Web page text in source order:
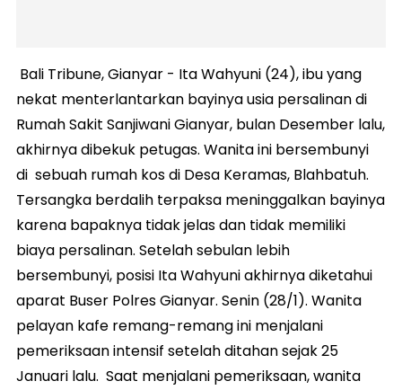
Bali Tribune, Gianyar - Ita Wahyuni (24), ibu yang
nekat menterlantarkan bayinya usia persalinan di
Rumah Sakit Sanjiwani Gianyar, bulan Desember lalu,
akhirnya dibekuk petugas. Wanita ini bersembunyi
di sebuah rumah kos di Desa Keramas, Blahbatuh.
Tersangka berdalih terpaksa meninggalkan bayinya
karena bapaknya tidak jelas dan tidak memiliki
biaya persalinan. Setelah sebulan lebih
bersembunyi, posisi Ita Wahyuni akhirnya diketahui
aparat Buser Polres Gianyar. Senin (28/1). Wanita
pelayan kafe remang-remang ini menjalani
pemeriksaan intensif setelah ditahan sejak 25
Januari lalu. Saat menjalani pemeriksaan, wanita